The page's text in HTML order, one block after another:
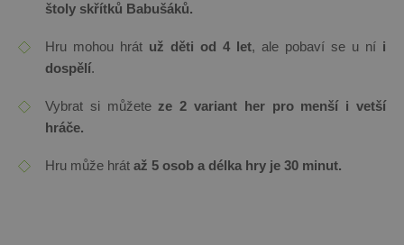
štoly skřítků Babušáků.
Hru mohou hrát už děti od 4 let, ale pobaví se u ní i
dospělí.
Vybrat si můžeteze 2 variant her pro menší i vetší
hráče.
Hru může hrát až 5 osob a délka hry je 30 minut.